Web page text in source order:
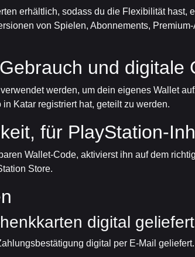
erhältlich, sodass du die Flexibilität hast,
von Spielen, Abonnements,
und digitale
werden, um dein eigenes Wallet
Katar registriert hat, geteilt zu werden.
für PlayStation-
Wallet-Code, aktivierst ihn auf dem
Store.
digital
digital per E-Mail geliefert.